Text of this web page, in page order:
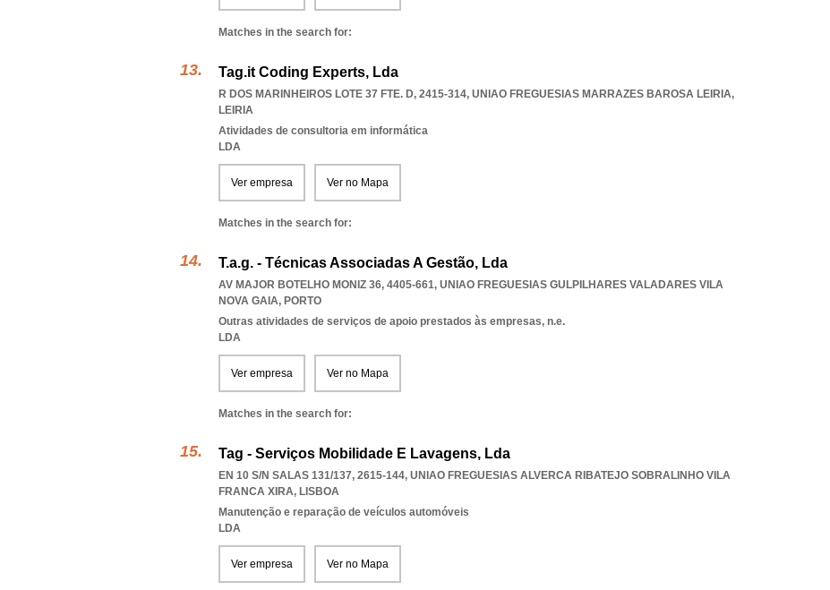
Matches in the search for:
Tag.it Coding Experts, Lda
R DOS MARINHEIROS LOTE 37 FTE. D, 2415-314, UNIAO FREGUESIAS MARRAZES BAROSA LEIRIA,
LEIRIA
Atividades de consultoria em informática
LDA
Ver empresa Ver no Mapa
Matches in the search for:
T.a.g. - Técnicas Associadas A Gestão, Lda
AV MAJOR BOTELHO MONIZ 36, 4405-661, UNIAO FREGUESIAS GULPILHARES VALADARES VILA
NOVA GAIA, PORTO
Outras atividades de serviços de apoio prestados às empresas, n.e.
LDA
Ver empresa Ver no Mapa
Matches in the search for:
Tag - Serviços Mobilidade E Lavagens, Lda
EN 10 S/N SALAS 131/137, 2615-144, UNIAO FREGUESIAS ALVERCA RIBATEJO SOBRALINHO VILA
FRANCA XIRA, LISBOA
Manutenção e reparação de veículos automóveis
LDA
Ver empresa Ver no Mapa